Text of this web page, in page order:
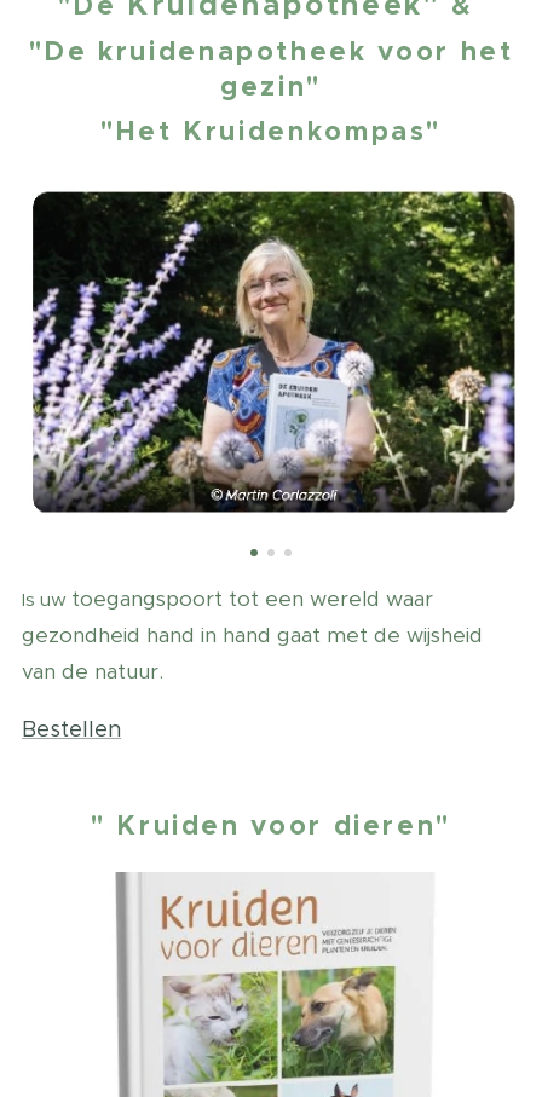
"De kruidenapotheek voor het
gezin"
"Het Kruidenkompas"
Is uw toegangspoort tot een wereld waar
gezondheid hand in hand gaat met de wijsheid
van de natuur.
Bestellen
" Kruiden voor dieren"